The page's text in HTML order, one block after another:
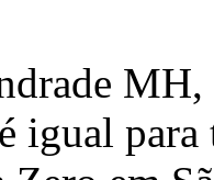
igual